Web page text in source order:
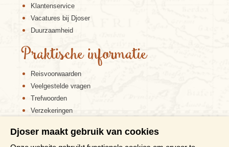
Klantenservice
Vacatures bij Djoser
Duurzaamheid
Praktische informatie
Reisvoorwaarden
Veelgestelde vragen
Trefwoorden
Verzekeringen
Disclaimer
Djoser maakt gebruik van cookies